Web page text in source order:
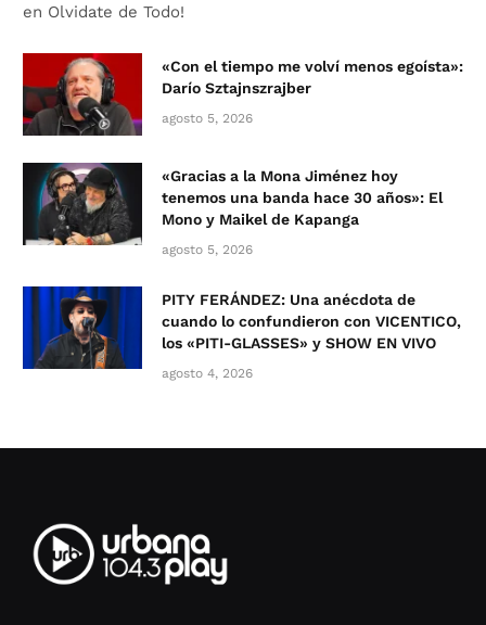
en Olvidate de Todo!
«Con el tiempo me volví menos egoísta»:
Darío Sztajnszrajber
agosto 5, 2026
«Gracias a la Mona Jiménez hoy
tenemos una banda hace 30 años»: El
Mono y Maikel de Kapanga
agosto 5, 2026
PITY FERÁNDEZ: Una anécdota de
cuando lo confundieron con VICENTICO,
los «PITI-GLASSES» y SHOW EN VIVO
agosto 4, 2026